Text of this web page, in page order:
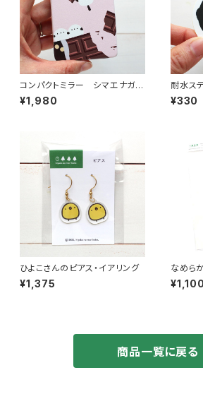
コンパクトミラー シマエナガチ
ョコ
¥1,980
耐水ス
ナガ ハ
¥330
ひよこさんのピアス・イアリング
¥1,375
なめら
セット
¥1,100
商品一覧に戻る